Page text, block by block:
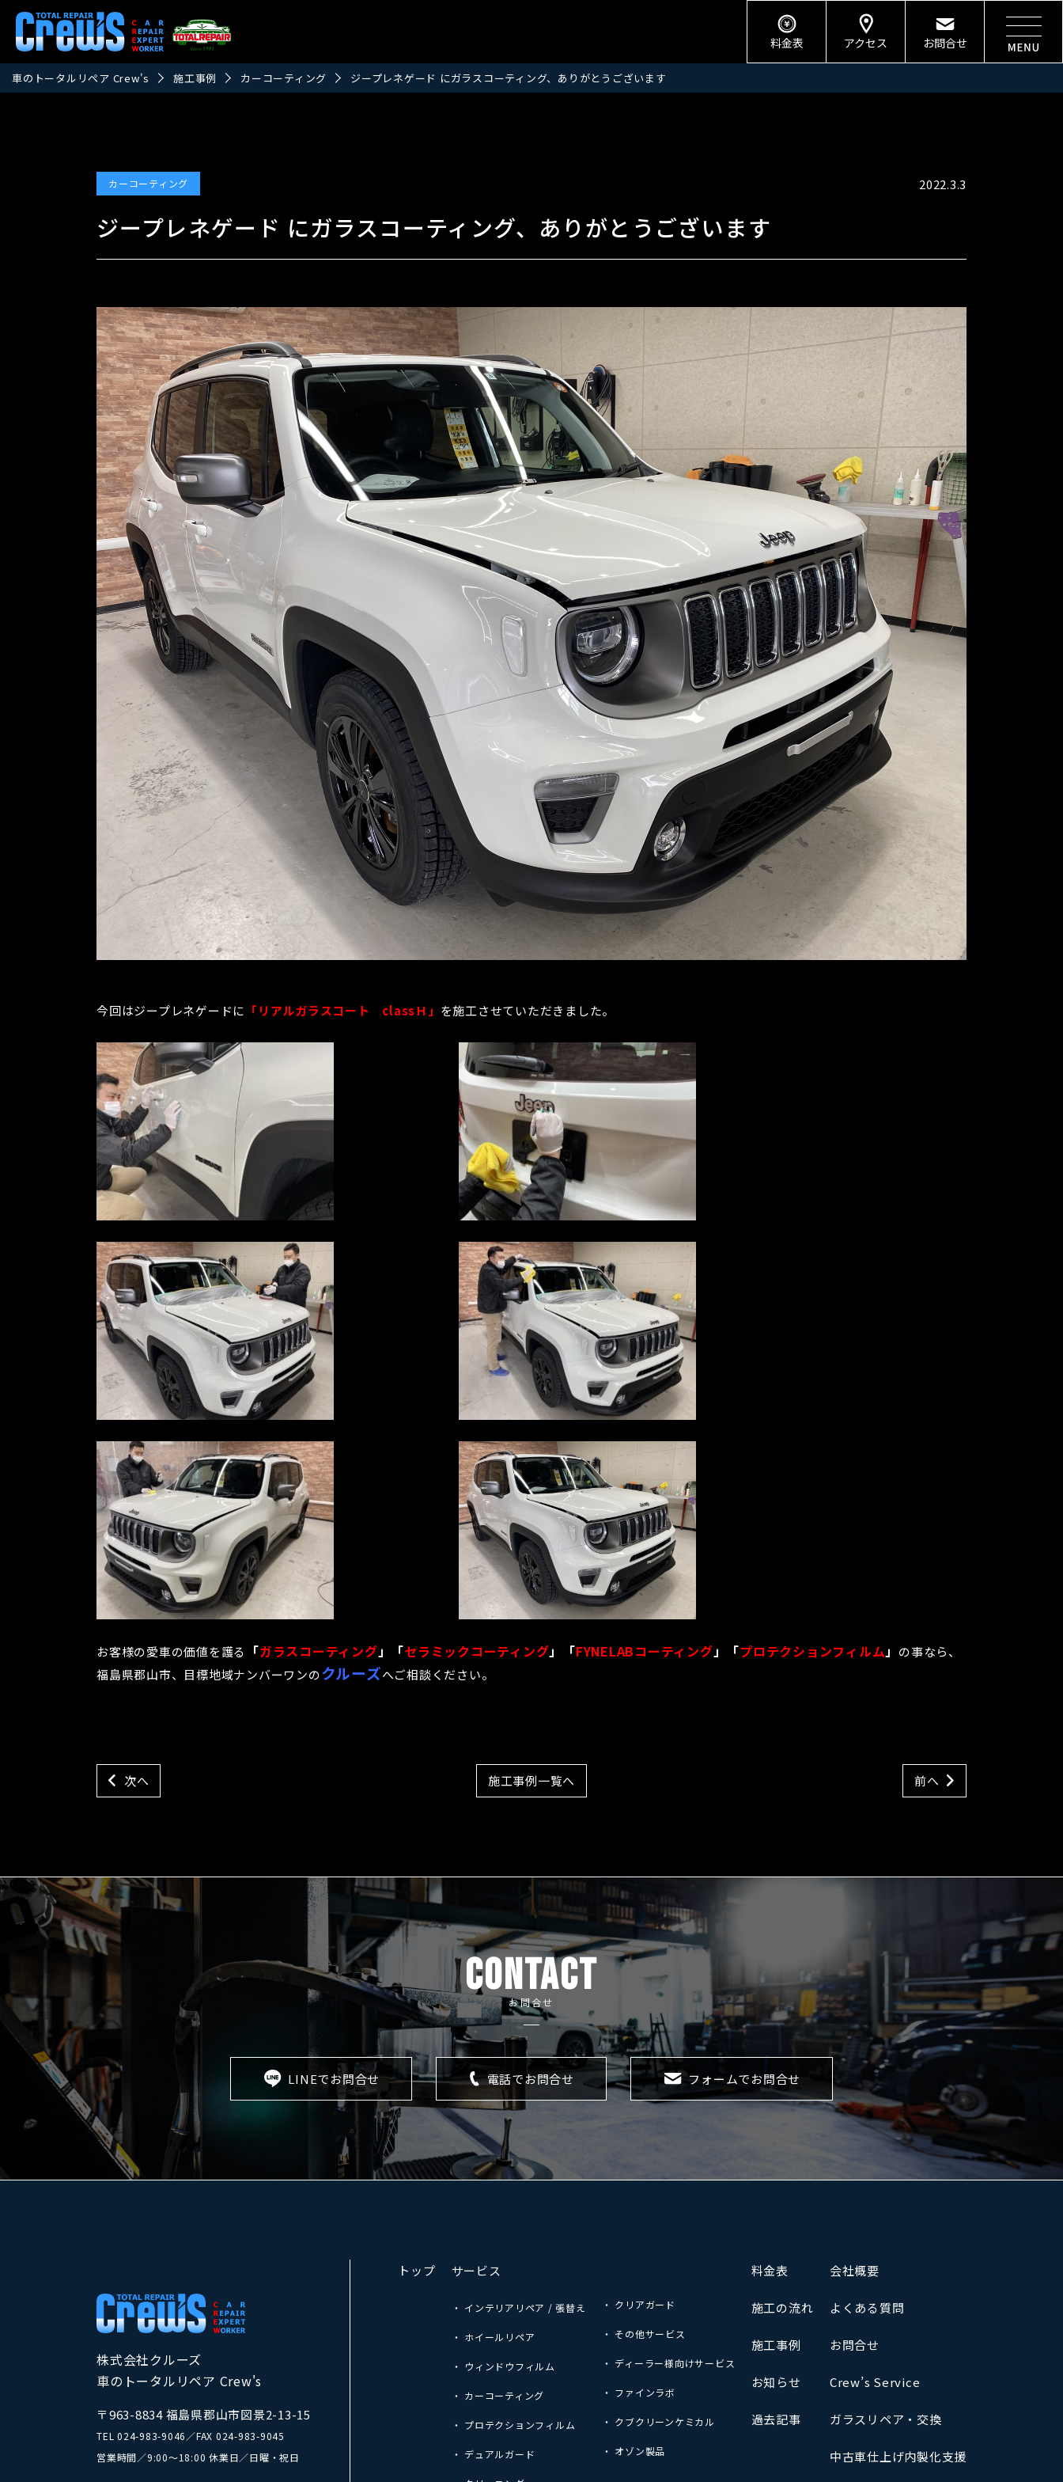
料金表 アクセス お問合せ
車のトータルリペア Crew's 施工事例 カーコーティング ジープレネゲード にガラスコーティング、ありがとうございます
カーコーティング 2022.3.3
ジープレネゲード にガラスコーティング、ありがとうございます
今回はジープレネゲードに 「リアルガラスコート classＨ」 を施工させていただきました。
お客様の愛車の価値を護る 「ガラスコーティング」「セラミックコーティング」「FYNELABコーティング」「プロテクションフィルム」 の事なら、
福島県郡山市、目標地域ナンバーワンのクルーズへご相談ください。
次へ 施工事例一覧へ 前へ
CONTACT
お問合せ
LINEでお問合せ 電話でお問合せ フォームでお問合せ
株式会社クルーズ
車のトータルリペア Crew's
〒963-8834 福島県郡山市図景2-13-15
TEL 024-983-9046 ／FAX 024-983-9045
営業時間／9:00～18:00 休業日／日曜・祝日
トップ サービス
・ インテリアリペア / 張替え
・ ホイールリペア
・ ウィンドウフィルム
・ カーコーティング
・ プロテクションフィルム
・ デュアルガード
・ クリアガード
・ その他サービス
・ ディーラー様向けサービス
・ ファインラボ
・ クブクリーンケミカル
・ オゾン製品
料金表
施工の流れ
施工事例
お知らせ
過去記事
会社概要
よくある質問
お問合せ
Crew’s Service
ガラスリペア・交換
中古車仕上げ内製化支援